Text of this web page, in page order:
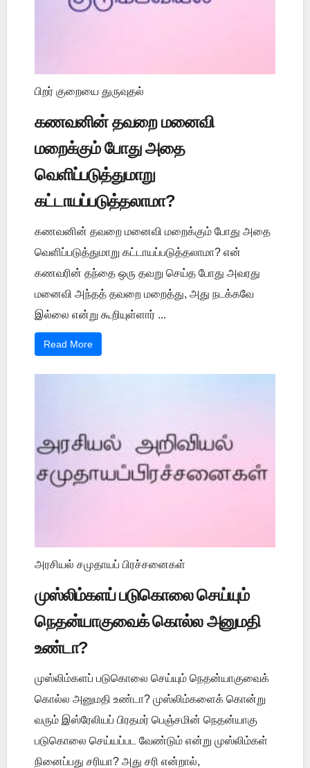
பிறர் குறையை துருவுதல்
கணவனின் தவறை மனைவி
மறைக்கும் போது அதை
வெளிப்படுத்துமாறு
கட்டாயப்படுத்தலாமா?
கணவனின் தவறை மனைவி மறைக்கும் போது அதை
வெளிப்படுத்துமாறு கட்டாயப்படுத்தலாமா? என்
கணவரின் தந்தை ஒரு தவறு செய்த போது அவரது
மனைவி அந்தத் தவறை மறைத்து, அது நடக்கவே
இல்லை என்று கூறியுள்ளார் ...
Read More
அரசியல் சமுதாயப் பிரச்சனைகள்
முஸ்லிம்களப் படுகொலை செய்யும்
நெதன்யாகுவைக் கொல்ல அனுமதி
உண்டா?
முஸ்லிம்களப் படுகொலை செய்யும் நெதன்யாகுவைக்
கொல்ல அனுமதி உண்டா? முஸ்லிம்களைக் கொன்று
வரும் இஸ்ரேலியப் பிரதமர் பெஞ்சமின் நெதன்யாகு
படுகொலை செய்யப்பட வேண்டும் என்று முஸ்லிம்கள்
நினைப்பது சரியா? அது சரி என்றால்,